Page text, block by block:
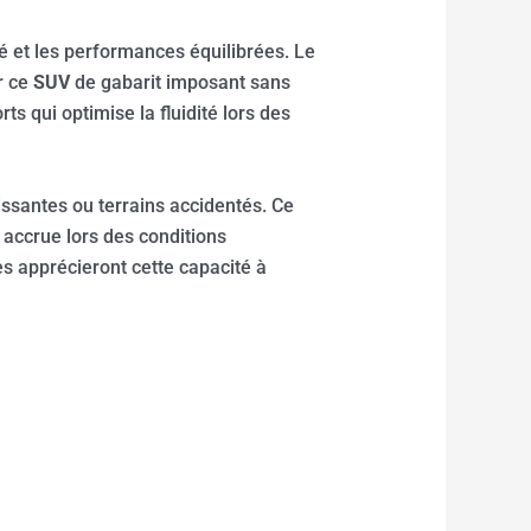
les performances équilibrées. Le
ce SUVde gabarit imposant sans
qui optimise la fluidité lors des
ou terrains accidentés. Ce
lors des conditions
apprécieront cette capacité à